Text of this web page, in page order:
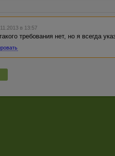
в 13:57
требования нет, но я всегда